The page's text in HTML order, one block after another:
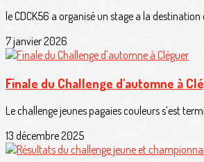
le CDCK56 a organisé un stage a la destination
7 janvier 2026
Finale du Challenge d'automne à
Le challenge jeunes pagaies couleurs s’est
13 décembre 2025